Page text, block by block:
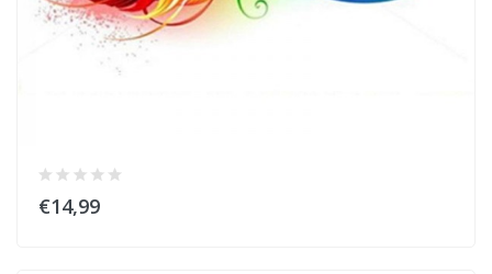
€14,99